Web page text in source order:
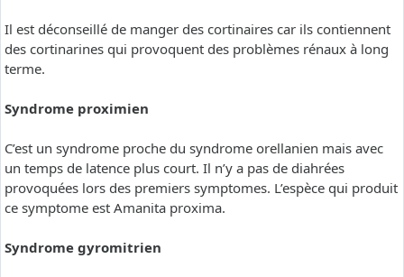
Il est déconseillé de manger des cortinaires car ils contiennent
des cortinarines qui provoquent des problèmes rénaux à long
terme.
Syndrome proximien
C’est un syndrome proche du syndrome orellanien mais avec
un temps de latence plus court. Il n’y a pas de diahrées
provoquées lors des premiers symptomes. L’espèce qui produit
ce symptome est Amanita proxima.
Syndrome gyromitrien